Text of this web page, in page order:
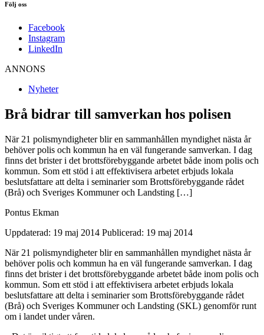
Följ oss
Facebook
Instagram
LinkedIn
ANNONS
Nyheter
Brå bidrar till samverkan hos polisen
När 21 polismyndigheter blir en sammanhållen myndighet nästa år
behöver polis och kommun ha en väl fungerande samverkan. I dag
finns det brister i det brottsförebyggande arbetet både inom polis och
kommun. Som ett stöd i att effektivisera arbetet erbjuds lokala
beslutsfattare att delta i seminarier som Brottsförebyggande rådet
(Brå) och Sveriges Kommuner och Landsting […]
Pontus Ekman
Uppdaterad: 19 maj 2014 Publicerad: 19 maj 2014
När 21 polismyndigheter blir en sammanhållen myndighet nästa år
behöver polis och kommun ha en väl fungerande samverkan. I dag
finns det brister i det brottsförebyggande arbetet både inom polis och
kommun. Som ett stöd i att effektivisera arbetet erbjuds lokala
beslutsfattare att delta i seminarier som Brottsförebyggande rådet
(Brå) och Sveriges Kommuner och Landsting (SKL) genomför runt
om i landet under våren.